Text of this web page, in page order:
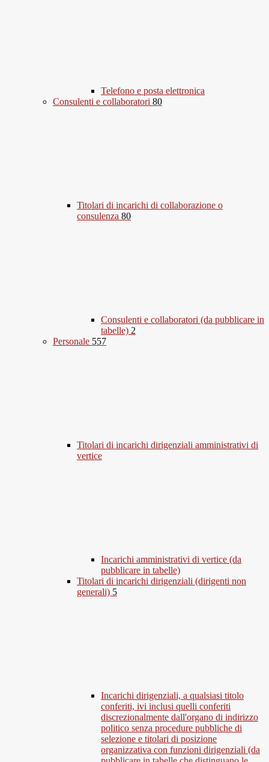
Telefono e posta elettronica
Consulenti e collaboratori 80
Titolari di incarichi di collaborazione o
consulenza 80
Consulenti e collaboratori (da pubblicare in
tabelle) 2
Personale 557
Titolari di incarichi dirigenziali amministrativi di
vertice
Incarichi amministrativi di vertice (da
pubblicare in tabelle)
Titolari di incarichi dirigenziali (dirigenti non
generali) 5
Incarichi dirigenziali, a qualsiasi titolo
conferiti, ivi inclusi quelli conferiti
discrezionalmente dall'organo di indirizzo
politico senza procedure pubbliche di
selezione e titolari di posizione
organizzativa con funzioni dirigenziali (da